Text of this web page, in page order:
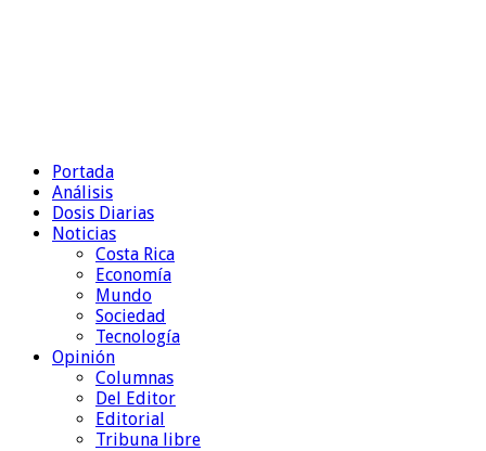
Portada
Análisis
Dosis Diarias
Noticias
Costa Rica
Economía
Mundo
Sociedad
Tecnología
Opinión
Columnas
Del Editor
Editorial
Tribuna libre